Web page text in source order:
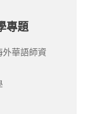
專題
華語師資